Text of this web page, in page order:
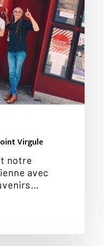
est vide.
Shop
Virgule
notre
avec